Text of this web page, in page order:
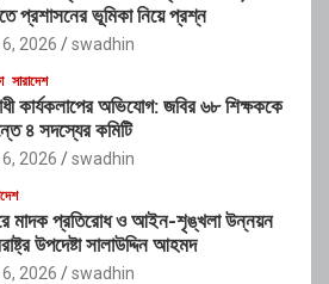
প্রশাসনের ভূমিকা নিয়ে প্রশ্ন
2026 swadhin
সারাদেশ
কার্যকলাপের অভিযোগ: জবির ৬৮ শিক্ষককে
৪ সদস্যের কমিটি
2026 swadhin
মাদক প্রতিরোধ ও আইন-শৃঙ্খলা উন্নয়ন
উপদেষ্টা সালাউদ্দিন আহমদ
2026 swadhin